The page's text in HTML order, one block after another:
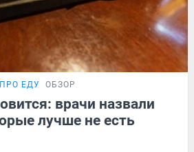
ЕДУ ОБЗОР
врачи назвали
лучше не есть